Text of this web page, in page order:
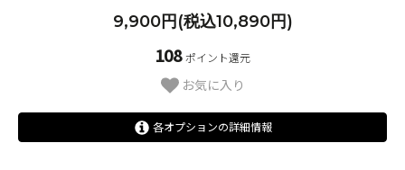
9,900円(税込10,890円)
108ポイント還元
お気に入り
各オプションの詳細情報